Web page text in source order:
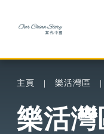
主頁 樂活灣區
樂活灣